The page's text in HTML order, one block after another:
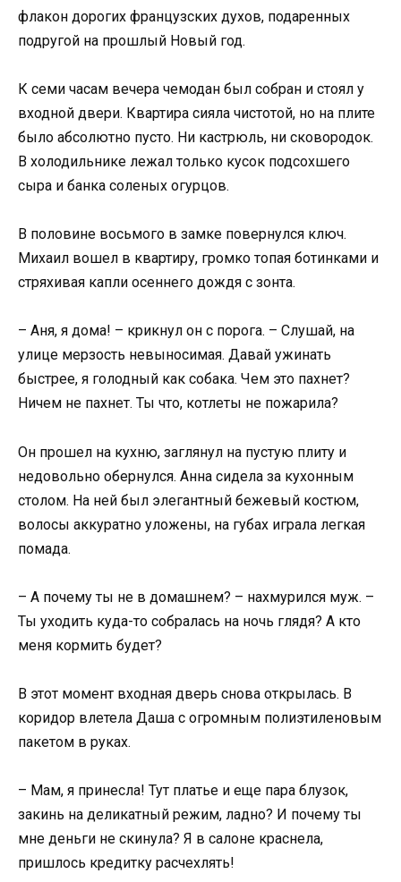
флакон дорогих французских духов, подаренных
подругой на прошлый Новый год.
К семи часам вечера чемодан был собран и стоял у
входной двери. Квартира сияла чистотой, но на плите
было абсолютно пусто. Ни кастрюль, ни сковородок.
В холодильнике лежал только кусок подсохшего
сыра и банка соленых огурцов.
В половине восьмого в замке повернулся ключ.
Михаил вошел в квартиру, громко топая ботинками и
стряхивая капли осеннего дождя с зонта.
– Аня, я дома! – крикнул он с порога. – Слушай, на
улице мерзость невыносимая. Давай ужинать
быстрее, я голодный как собака. Чем это пахнет?
Ничем не пахнет. Ты что, котлеты не пожарила?
Он прошел на кухню, заглянул на пустую плиту и
недовольно обернулся. Анна сидела за кухонным
столом. На ней был элегантный бежевый костюм,
волосы аккуратно уложены, на губах играла легкая
помада.
– А почему ты не в домашнем? – нахмурился муж. –
Ты уходить куда-то собралась на ночь глядя? А кто
меня кормить будет?
В этот момент входная дверь снова открылась. В
коридор влетела Даша с огромным полиэтиленовым
пакетом в руках.
– Мам, я принесла! Тут платье и еще пара блузок,
закинь на деликатный режим, ладно? И почему ты
мне деньги не скинула? Я в салоне краснела,
пришлось кредитку расчехлять!